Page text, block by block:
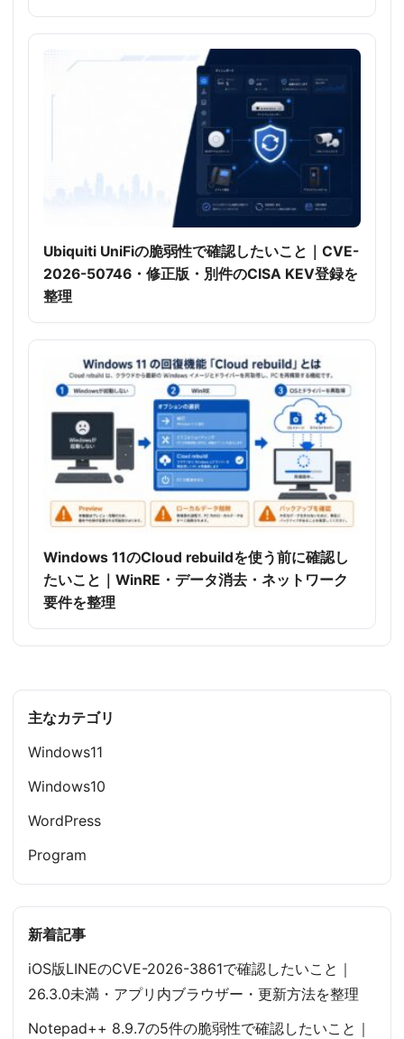
Ubiquiti UniFiの脆弱性で確認したいこと｜CVE-
2026-50746・修正版・別件のCISA KEV登録を
整理
Windows 11のCloud rebuildを使う前に確認し
たいこと｜WinRE・データ消去・ネットワーク
要件を整理
主なカテゴリ
Windows11
Windows10
WordPress
Program
新着記事
iOS版LINEのCVE-2026-3861で確認したいこと｜
26.3.0未満・アプリ内ブラウザー・更新方法を整理
Notepad++ 8.9.7の5件の脆弱性で確認したいこと｜